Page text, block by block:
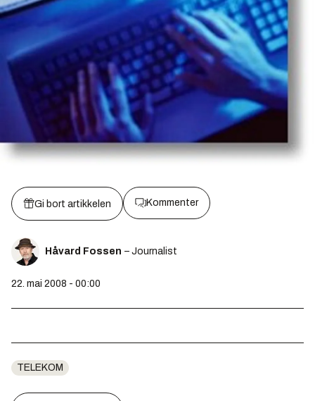
Gi bort artikkelen Kommenter
Håvard Fossen – Journalist
22. mai 2008 - 00:00
TELEKOM